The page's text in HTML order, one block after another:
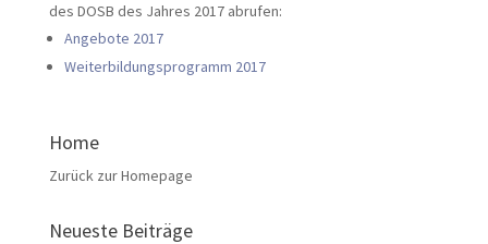
des DOSB des Jahres 2017 abrufen:
Angebote 2017
Weiterbildungsprogramm 2017
Home
Zurück zur Homepage
Neueste Beiträge